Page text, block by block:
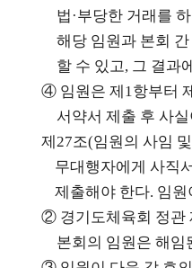
법 ·부당한 거래를
해당 임원과 본회
할 수 있고, 그 결과
④ 임원은 제 1항부터
서약서 제출 후 사
제27조(임원의 사임
무대행자에게 사직
제출해야 한다. 임원
② 경기도체육회 정관
본회의 임원은 해임